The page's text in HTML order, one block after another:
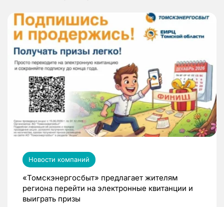
Новости компаний
«Томскэнергосбыт» предлагает жителям
региона перейти на электронные квитанции и
выиграть призы